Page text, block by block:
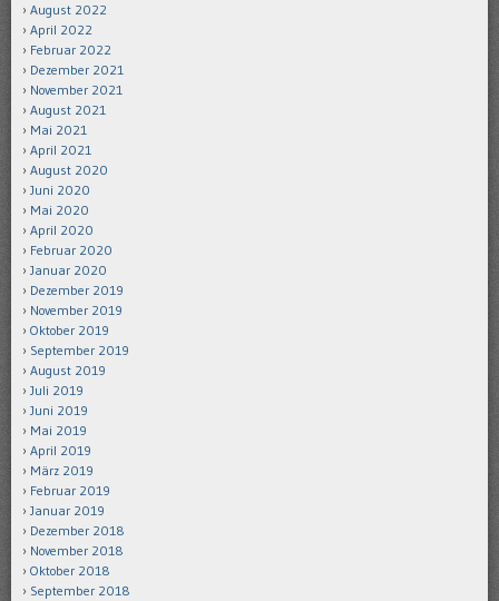
August 2022
April 2022
Februar 2022
Dezember 2021
November 2021
August 2021
Mai 2021
April 2021
August 2020
Juni 2020
Mai 2020
April 2020
Februar 2020
Januar 2020
Dezember 2019
November 2019
Oktober 2019
September 2019
August 2019
Juli 2019
Juni 2019
Mai 2019
April 2019
März 2019
Februar 2019
Januar 2019
Dezember 2018
November 2018
Oktober 2018
September 2018